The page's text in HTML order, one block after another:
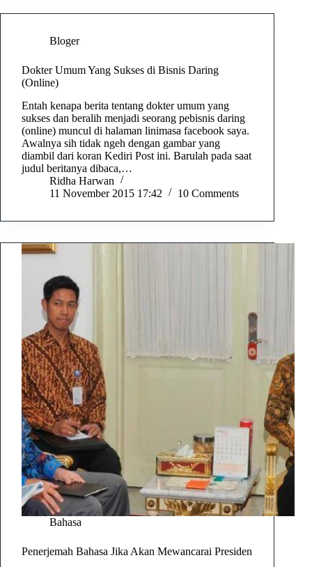
Bloger
Dokter Umum Yang Sukses di Bisnis Daring
(Online)
Entah kenapa berita tentang dokter umum yang
sukses dan beralih menjadi seorang pebisnis daring
(online) muncul di halaman linimasa facebook saya.
Awalnya sih tidak ngeh dengan gambar yang
diambil dari koran Kediri Post ini. Barulah pada saat
judul beritanya dibaca,…
Ridha Harwan
11 November 2015 17:42
10 Comments
Bahasa
Penerjemah Bahasa Jika Akan Mewancarai Presiden